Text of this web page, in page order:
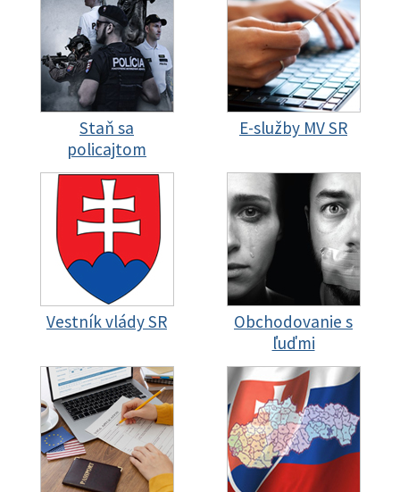
Staň sa
policajtom
E-služby MV SR
Vestník vlády SR
Obchodovanie s
ľuďmi